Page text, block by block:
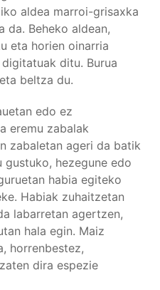
aldea marroi-grisaxka
da. Beheko aldean,
eta horien oinarria
ditu. Burua
beltza du.
edo ez
eremu zabalak
zabaletan ageri da batik
hezegune edo
habia egiteko
Habiak zuhaitzetan
labarretan agertzen,
hala egin. Maiz
horrenbestez,
dira espezie